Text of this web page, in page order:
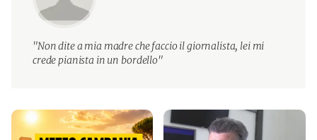
"Non dite a mia madre che faccio il giornalista, lei mi
crede pianista in un bordello"